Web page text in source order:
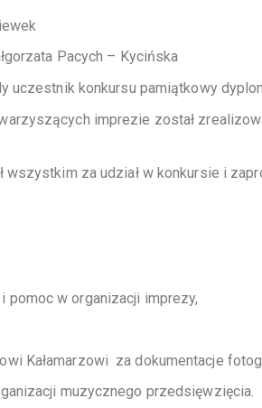
Pacych – Kycińska
uczestnik konkursu pamiątkowy
imprezie został
za udział w konkursie i
pomoc w organizacji imprezy,
Kałamarzowi za dokumentacje
muzycznego przedsięwzięcia.